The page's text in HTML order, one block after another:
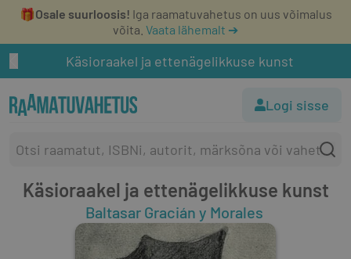
🎁Osale suurloosis! Iga raamatuvahetus on uus võimalus
võita. Vaata lähemalt ➔
Käsioraakel ja ettenägelikkuse kunst
Logi sisse
Käsioraakel ja ettenägelikkuse kunst
Baltasar Gracián y Morales